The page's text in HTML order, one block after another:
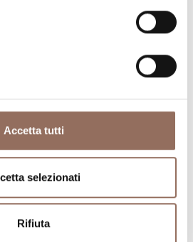
Accetta tutti
selezionati
Rifiuta
Dove mangiare